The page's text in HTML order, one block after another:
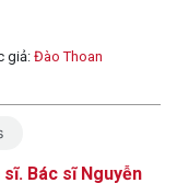
giả:Đào Thoan
Bác sĩ Nguyễn